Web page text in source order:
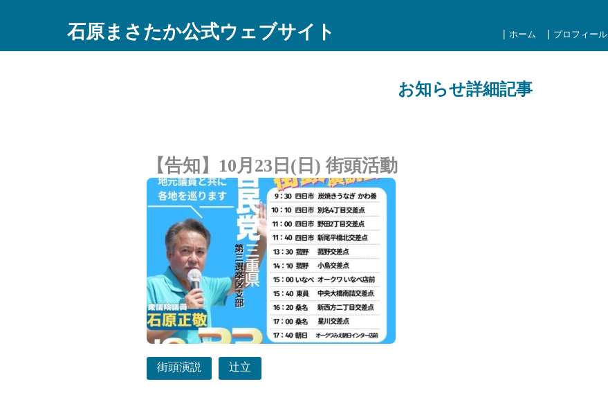
石原まさたか公式ウェブサイト ホーム プロフィール
お知らせ詳細記事
【告知】10月23日(日) 街頭活動
街頭演説 辻立